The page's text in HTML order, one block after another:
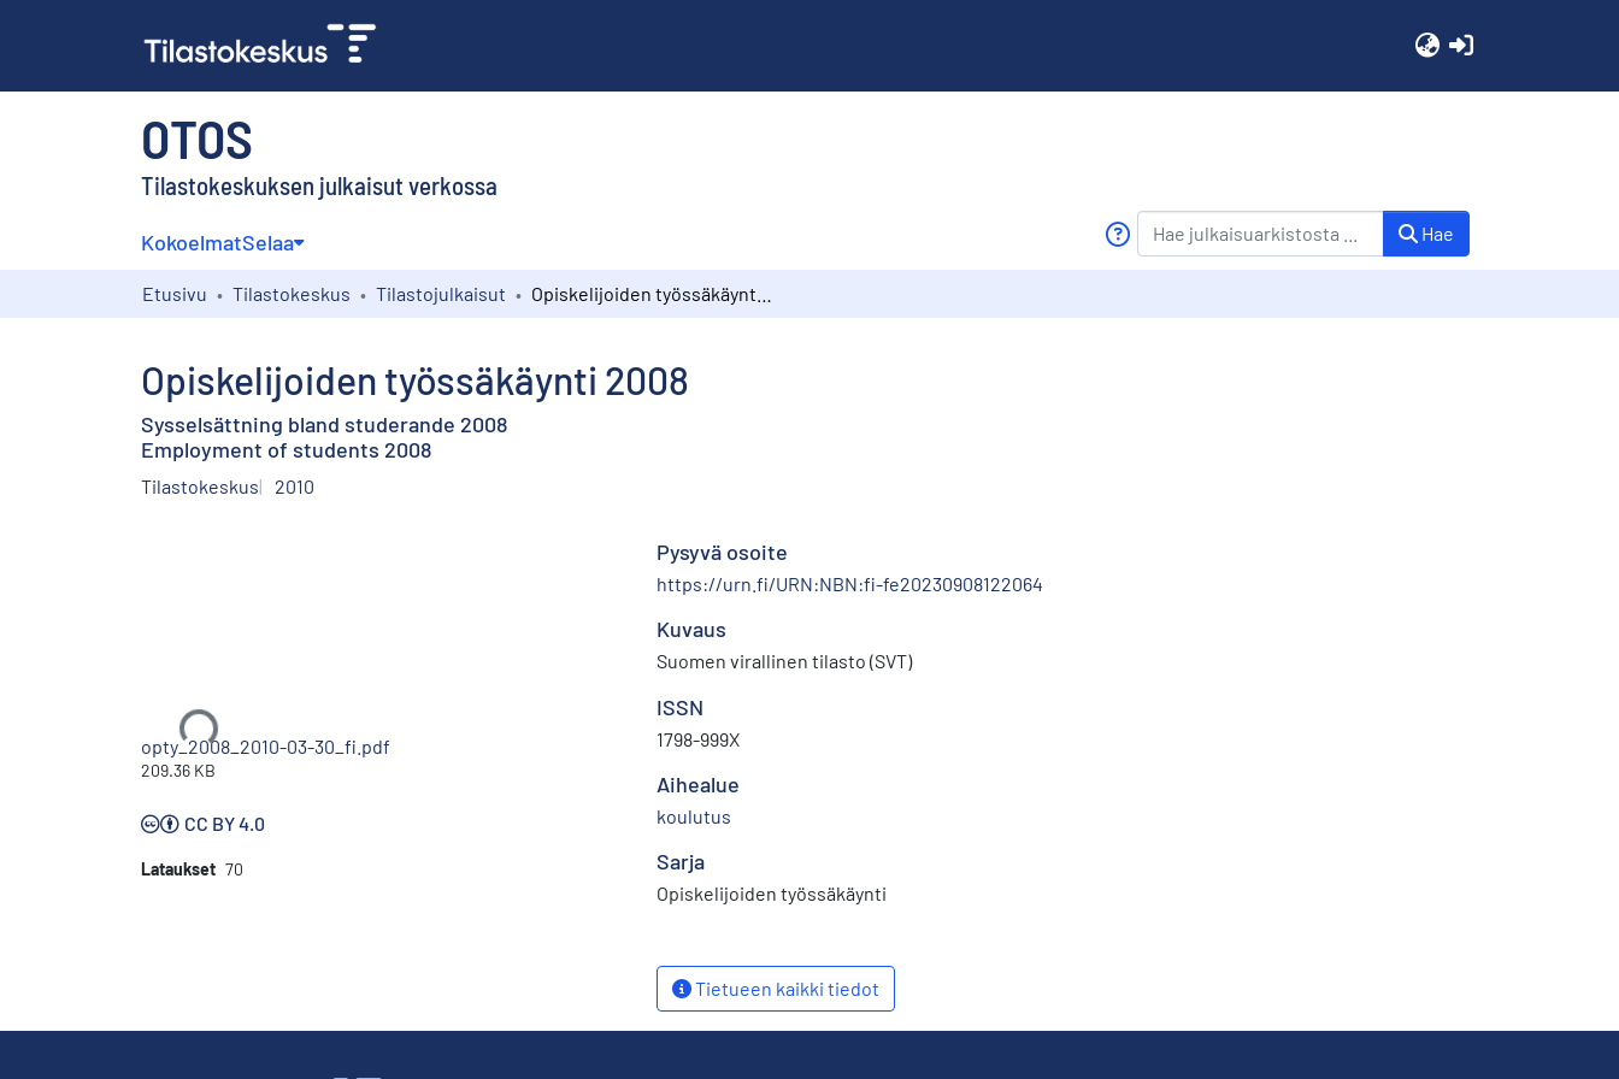
OTOS
Tilastokeskuksen julkaisut verkossa
KokoelmatSelaa Hae
Etusivu Tilastokeskus Tilastojulkaisut
Opiskelijoiden työssäkäynti 2008
Sysselsättning bland studerande 2008
Employment of students 2008
Tilastokeskus 2010
Ladataan...
opty_2008_2010-03-30_fi.pdf
209.36 KB
CC BY 4.0
Lataukset 70
Pysyvä osoite
https://urn.fi/URN:NBN:fi-fe20230908122064
Kuvaus
Suomen virallinen tilasto (SVT)
ISSN
1798-999X
Aihealue
koulutus
Sarja
Opiskelijoiden työssäkäynti
Tietueen kaikki tiedot